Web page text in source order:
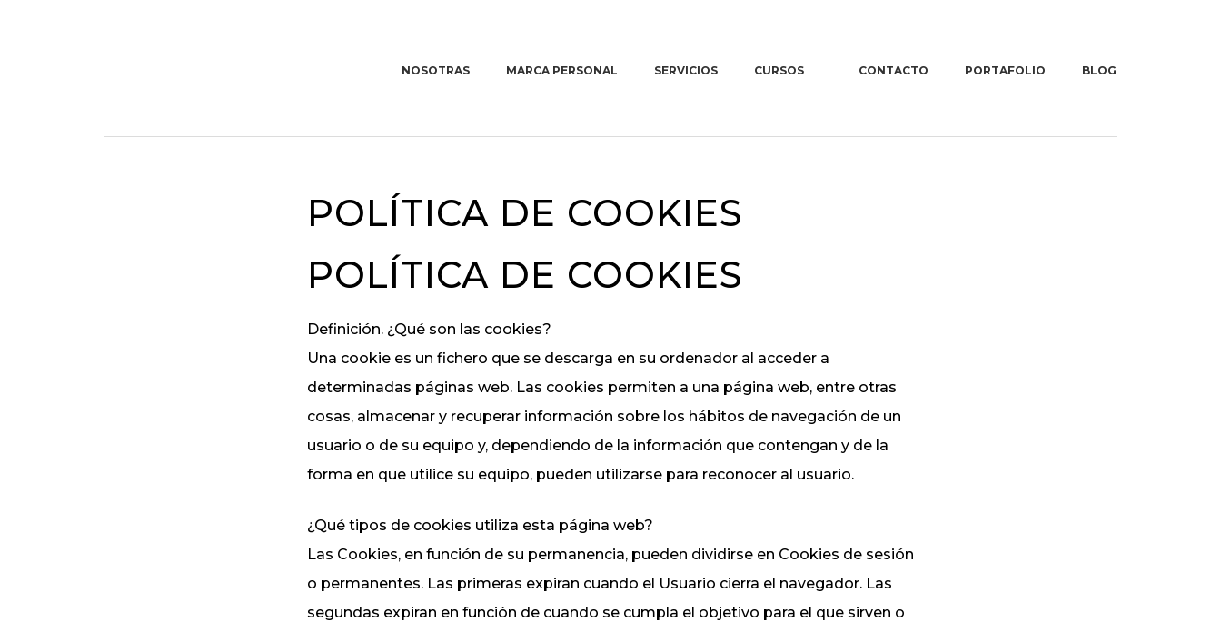
NOSOTRAS MARCA PERSONAL SERVICIOS
¿ERES COACH?
INGENIERÍA Y
MEDIO
Imagen
emocional
Social media
management
web
CURSOS
Formación en
CONTACTO PORTAFOLIO BLOG
POLÍTICA DE COOKIES
POLÍTICA DE COOKIES
Definición. ¿Qué son las cookies?
Una cookie es un fichero que se descarga en su ordenador al acceder a
determinadas páginas web. Las cookies permiten a una página web, entre otras
cosas, almacenar y recuperar información sobre los hábitos de navegación de un
usuario o de su equipo y, dependiendo de la información que contengan y de la
forma en que utilice su equipo, pueden utilizarse para reconocer al usuario.
¿Qué tipos de cookies utiliza esta página web?
Las Cookies, en función de su permanencia, pueden dividirse en Cookies de sesión
o permanentes. Las primeras expiran cuando el Usuario cierra el navegador. Las
segundas expiran en función de cuando se cumpla el objetivo para el que sirven o